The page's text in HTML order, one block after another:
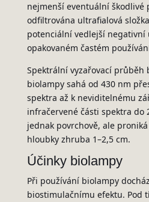
nejmenší eventuální škodlivé
odfiltrována ultrafialová
potenciální vedlejší negativní
opakovaném častém
Spektrální vyzařovací průběh
biolampy sahá od 430 nm
spektra až k neviditelnému
infračervené části spektra do
jednak povrchově, ale
hloubky zhruba 1–2,5 cm.
Účinky biolampy
Při používání biolampy
biostimulačnímu efektu. Pod